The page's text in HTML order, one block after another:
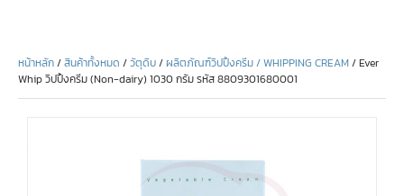
หน้าหลัก/สินค้าทั้งหมด /วัตุดิบ/ผลิตภัณฑ์วิปปิ้งครีม / WHIPPING CREAM/ Ever
Whip วิปปิ้งครีม (Non-dairy) 1030 กรัม รหัส 8809301680001